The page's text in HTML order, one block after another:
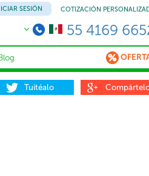
SESIÓN COTIZACIÓN
55 4169
Tuitéalo